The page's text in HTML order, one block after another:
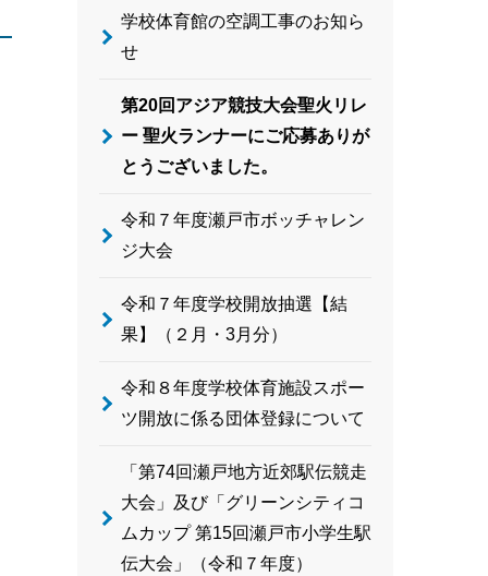
学校体育館の空調工事のお知ら
せ
第20回アジア競技大会聖火リレ
ー 聖火ランナーにご応募ありが
とうございました。
令和７年度瀬戸市ボッチャレン
ジ大会
令和７年度学校開放抽選【結
果】（２月・3月分）
令和８年度学校体育施設スポー
ツ開放に係る団体登録について
「第74回瀬戸地方近郊駅伝競走
大会」及び「グリーンシティコ
ムカップ 第15回瀬戸市小学生駅
伝大会」（令和７年度）